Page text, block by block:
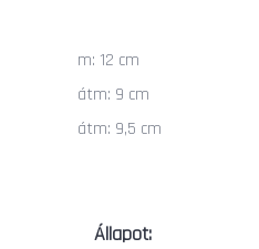
m: 12 cm
átm: 9 cm
átm: 9,5 cm
Állapot: